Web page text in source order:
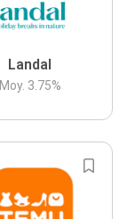
Landal
Moy. 3.75%